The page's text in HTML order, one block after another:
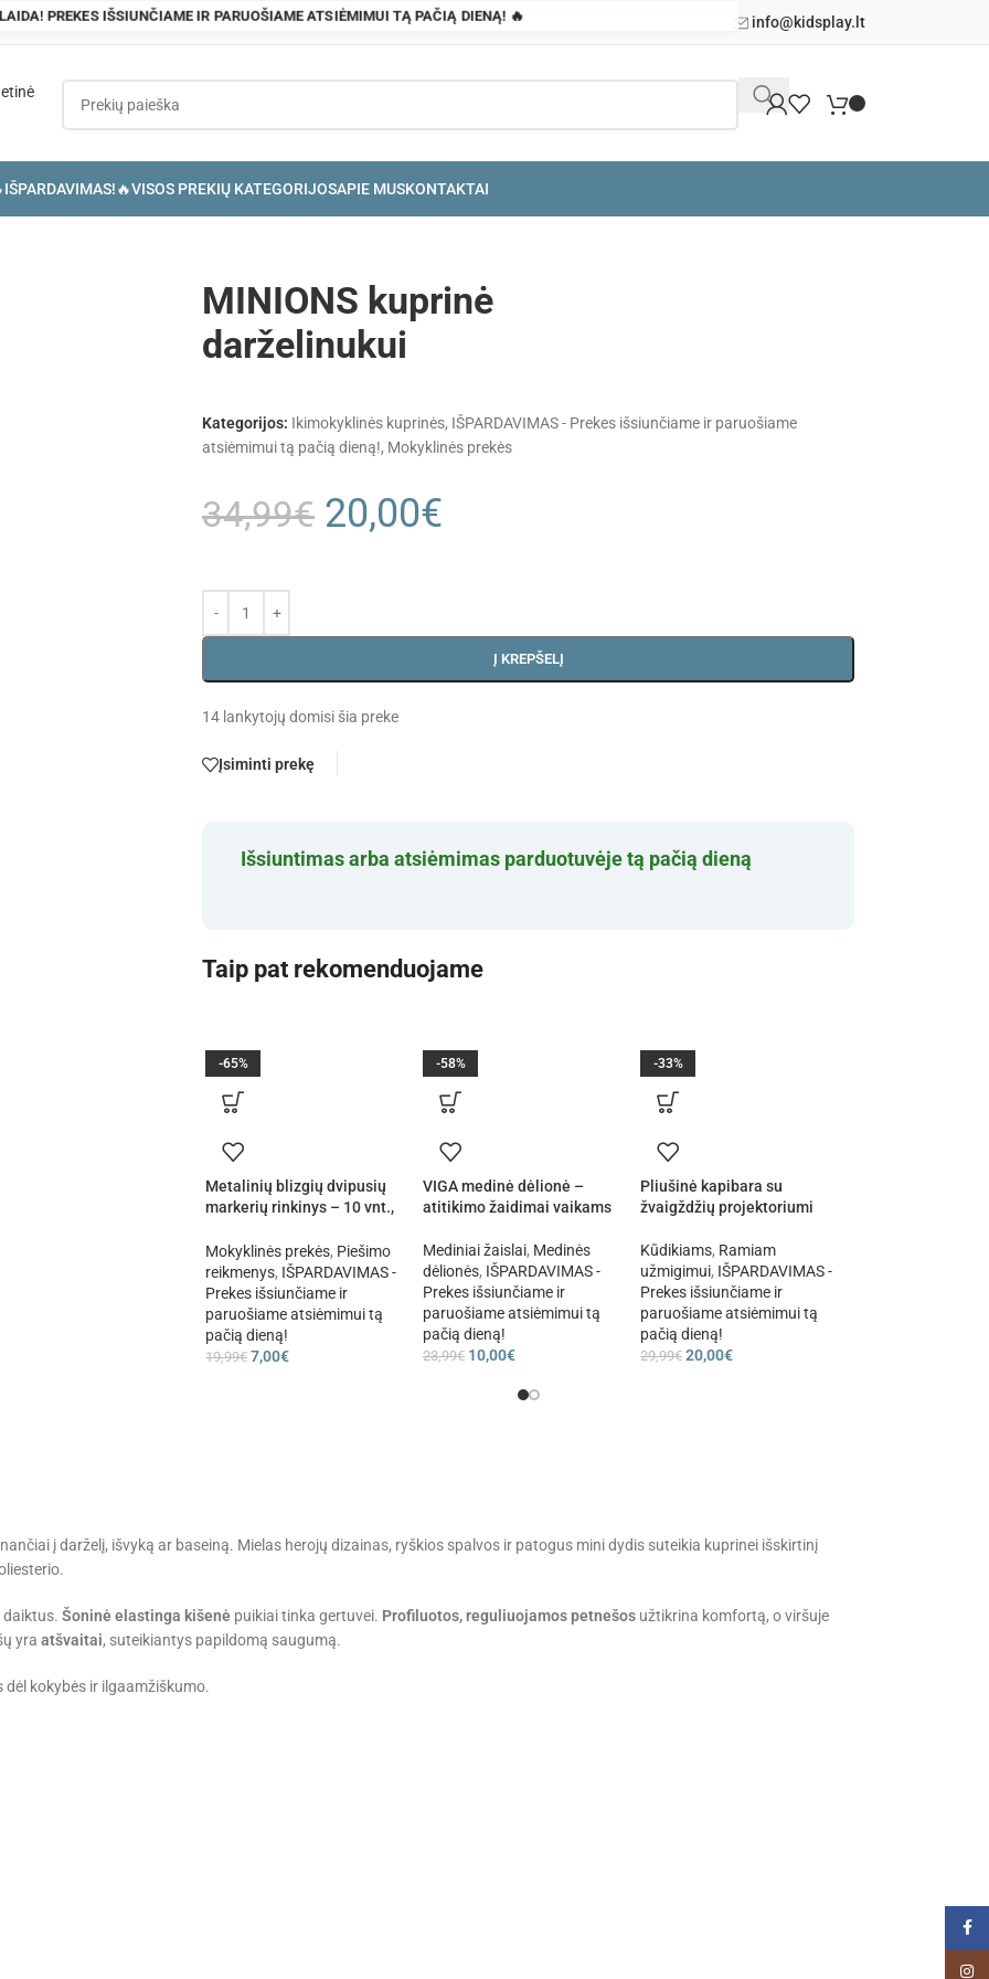
PREKES IŠSIUNČIAME IR PARUOŠIAME ATSIĖMIMUI TĄ PAČIĄ DIENĄ! 🔥 info@kidsplay.lt
VISOS PREKIŲ KATEGORIJOSAPIE MUSKONTAKTAI
MINIONS kuprinė
darželinukui
Kategorijos: Ikimokyklinės kuprinės, IŠPARDAVIMAS - Prekes išsiunčiame ir paruošiame
atsiėmimui tą pačią dieną!, Mokyklinės prekės
34,99€ 20,00€
Į KREPŠELĮ
14 lankytojų domisi šia preke
Įsiminti prekę
Išsiuntimas arba atsiėmimas parduotuvėje tą pačią dieną
Taip pat rekomenduojame
-65%
Metalinių blizgių dvipusių
markerių rinkinys – 10 vnt.,
Mokyklinės prekės, Piešimo
reikmenys, IŠPARDAVIMAS -
Prekes išsiunčiame ir
paruošiame atsiėmimui tą
pačią dieną!
19,99€ 7,00€
-58%
VIGA medinė dėlionė –
atitikimo žaidimai vaikams
Mediniai žaislai, Medinės
dėlionės, IŠPARDAVIMAS -
Prekes išsiunčiame ir
paruošiame atsiėmimui tą
pačią dieną!
23,99€ 10,00€
-33%
Pliušinė kapibara su
žvaigždžių projektoriumi
Kūdikiams, Ramiam
užmigimui, IŠPARDAVIMAS -
Prekes išsiunčiame ir
paruošiame atsiėmimui tą
pačią dieną!
29,99€ 20,00€
į darželį, išvyką ar baseiną. Mielas herojų dizainas, ryškios spalvos ir patogus mini dydis suteikia kuprinei išskirtinį
daiktus. Šoninė elastinga kišenė puikiai tinka gertuvei. Profiluotos, reguliuojamos petnešos užtikrina komfortą, o viršuje
yra atšvaitai, suteikiantys papildomą saugumą.
kokybės ir ilgaamžiškumo.